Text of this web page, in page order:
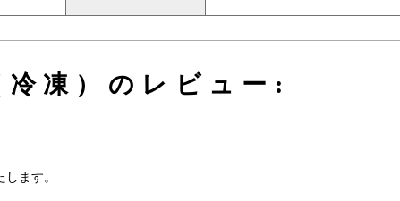
凍）のレビュー:
ます。